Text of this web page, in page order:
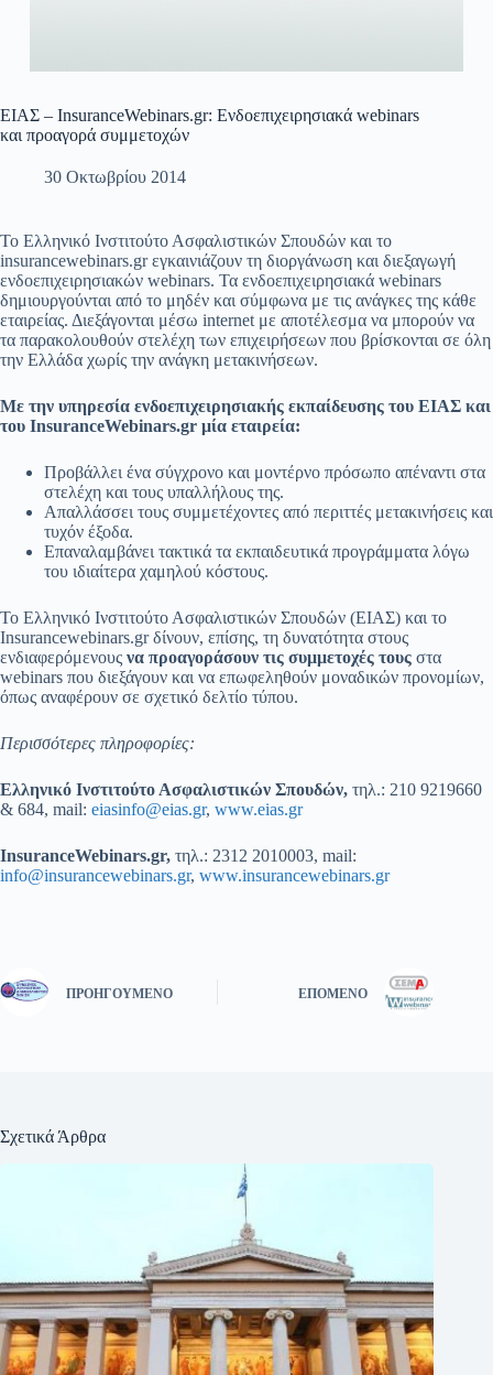
ΕΙΑΣ – InsuranceWebinars.gr: Ενδοεπιχειρησιακά webinars
και προαγορά συμμετοχών
30 Οκτωβρίου 2014
Το Ελληνικό Ινστιτούτο Ασφαλιστικών Σπουδών και το
insurancewebinars.gr εγκαινιάζουν τη διοργάνωση και διεξαγωγή
ενδοεπιχειρησιακών webinars. Τα ενδοεπιχειρησιακά webinars
δημιουργούνται από το μηδέν και σύμφωνα με τις ανάγκες της κάθε
εταιρείας. Διεξάγονται μέσω internet με αποτέλεσμα να μπορούν να
τα παρακολουθούν στελέχη των επιχειρήσεων που βρίσκονται σε όλη
την Ελλάδα χωρίς την ανάγκη μετακινήσεων.
Με την υπηρεσία ενδοεπιχειρησιακής εκπαίδευσης του ΕΙΑΣ και
του InsuranceWebinars.gr μία εταιρεία:
Προβάλλει ένα σύγχρονο και μοντέρνο πρόσωπο απέναντι στα
στελέχη και τους υπαλλήλους της.
Απαλλάσσει τους συμμετέχοντες από περιττές μετακινήσεις και
τυχόν έξοδα.
Επαναλαμβάνει τακτικά τα εκπαιδευτικά προγράμματα λόγω
του ιδιαίτερα χαμηλού κόστους.
Το Ελληνικό Ινστιτούτο Ασφαλιστικών Σπουδών (ΕΙΑΣ) και το
Insurancewebinars.gr δίνουν, επίσης, τη δυνατότητα στους
ενδιαφερόμενους να προαγοράσουν τις συμμετοχές τους στα
webinars που διεξάγουν και να επωφεληθούν μοναδικών προνομίων,
όπως αναφέρουν σε σχετικό δελτίο τύπου.
Περισσότερες πληροφορίες:
Ελληνικό Ινστιτούτο Ασφαλιστικών Σπουδών, τηλ.: 210 9219660
& 684, mail: eiasinfo@eias.gr, www.eias.gr
InsuranceWebinars.gr, τηλ.: 2312 2010003, mail:
info@insurancewebinars.gr, www.insurancewebinars.gr
ΠΡΟΗΓΟΎΜΕΝΟ ΕΠΌΜΕΝΟ
Σχετικά Άρθρα